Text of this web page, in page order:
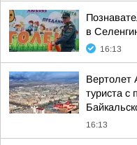
в
16:13
Вертолет
туриста с
16:13